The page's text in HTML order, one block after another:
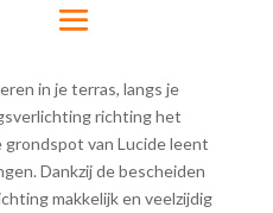
in je terras, langs je
richting het
van Lucide leent
Dankzij de bescheiden
makkelijk en veelzijdig